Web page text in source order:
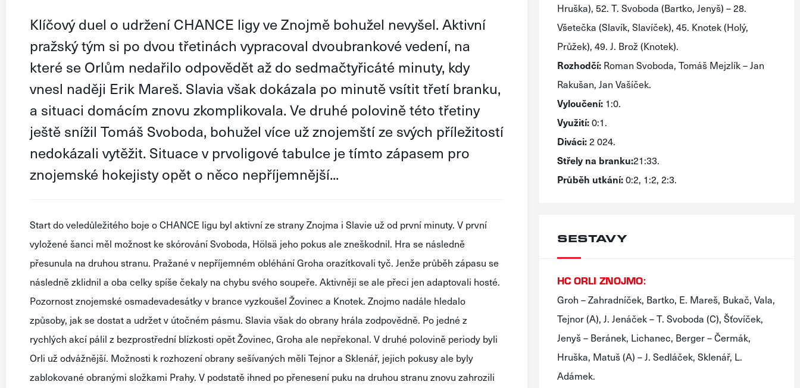
Klíčový duel o udržení CHANCE ligy ve Znojmě bohužel nevyšel. Aktivní
pražský tým si po dvou třetinách vypracoval dvoubrankové vedení, na
které se Orlům nedařilo odpovědět až do sedmačtyřicáté minuty, kdy
vnesl naději Erik Mareš. Slavia však dokázala po minutě vsítit třetí branku,
a situaci domácím znovu zkomplikovala. Ve druhé polovině této třetiny
ještě snížil Tomáš Svoboda, bohužel více už znojemští ze svých příležitostí
nedokázali vytěžit. Situace v prvoligové tabulce je tímto zápasem pro
znojemské hokejisty opět o něco nepříjemnější...
Start do veledůležitého boje o CHANCE ligu byl aktivní ze strany Znojma i Slavie už od první minuty. V první
vyložené šanci měl možnost ke skórování Svoboda, Hölsä jeho pokus ale zneškodnil. Hra se následně
přesunula na druhou stranu. Pražané v nepříjemném obléhání Groha orazítkovali tyč. Jenže průběh zápasu se
následně zklidnil a oba celkyspíše čekaly na chybu svého soupeře. Aktivněji se ale přeci jen adaptovali hosté.
Pozornost znojemské osmadevadesátky v brance vyzkoušel Žovinec a Knotek. Znojmo nadále hledalo
způsoby, jak se dostat a udržetv útočném pásmu. Slavia však do obrany hrála zodpovědně. Po jedné z
rychlých akcí pálil z bezprostřední blízkosti opětŽovinec, Groha ale nepřekonal. V druhé polovině periody byli
Orli už odvážnější. Možnosti k rozhození obrany sešívaných měli Tejnora Sklenář, jejich pokusy ale byly
zablokované obranými složkami Prahy. V podstatě ihned po přenesení puku na druhou stranu znovu zahrozili
Hruška), 52. T. Svoboda (Bartko, Jenyš) – 28.
Všetečka (Slavík, Slavíček), 45. Knotek (Holý,
Průžek), 49. J. Brož (Knotek).
Rozhodčí: Roman Svoboda, Tomáš Mejzlík – Jan
Rakušan, Jan Vašíček.
Vyloučení: 1:0.
Využití:0:1.
Diváci:2 024.
Střely na branku:21:33.
Průběh utkání:0:2, 1:2, 2:3.
SESTAVY
HC ORLI ZNOJMO:
Groh – Zahradníček, Bartko, E. Mareš, Bukač, Vala,
Tejnor (A), J. Jenáček – T. Svoboda (C), Šťovíček,
Jenyš – Beránek, Lichanec, Berger – Čermák,
Hruška, Matuš (A) – J. Sedláček, Sklenář, L.
Adámek.